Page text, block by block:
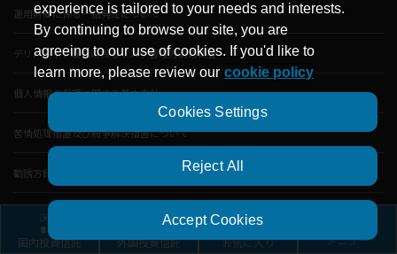
国内投資信託 外国投資信託 お気に入り メニュー
運用財産に係る一括発注について
デリバティブ取引に係るリスク管理方法の概要
個人情報の保護に関する基本方針
苦情処理措置及び紛争解決措置について
勧誘方針
利益相反管理方針の概要
experience is tailored to your needs and interests.
By continuing to browse our site, you are
agreeing to our use of cookies. If you'd like to
learn more, please review our cookie policy
Cookies Settings
Reject All
Accept Cookies